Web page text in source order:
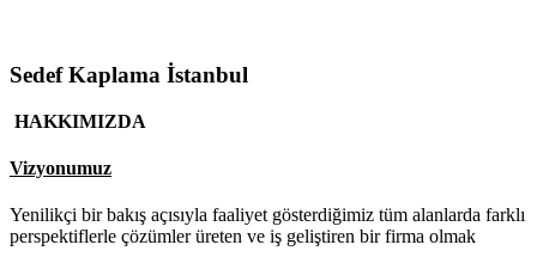
Sedef Kaplama İstanbul
HAKKIMIZDA
Vizyonumuz
Yenilikçi bir bakış açısıyla faaliyet gösterdiğimiz tüm alanlarda farklı
perspektiflerle çözümler üreten ve iş geliştiren bir firma olmak